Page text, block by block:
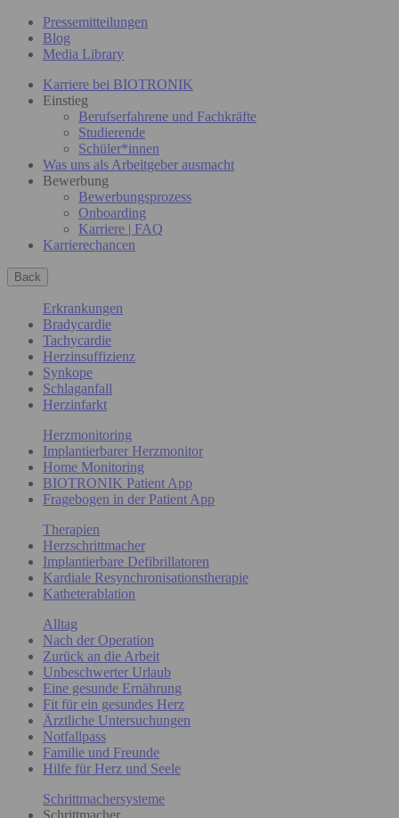
Pressemitteilungen
Blog
Media Library
Karriere bei BIOTRONIK
Einstieg
Berufserfahrene und Fachkräfte
Studierende
Schüler*innen
Was uns als Arbeitgeber ausmacht
Bewerbung
Bewerbungsprozess
Onboarding
Karriere | FAQ
Karrierechancen
Back
Erkrankungen
Bradycardie
Tachycardie
Herzinsuffizienz
Synkope
Schlaganfall
Herzinfarkt
Herzmonitoring
Implantierbarer Herzmonitor
Home Monitoring
BIOTRONIK Patient App
Fragebogen in der Patient App
Therapien
Herzschrittmacher
Implantierbare Defibrillatoren
Kardiale Resynchronisationstherapie
Katheterablation
Alltag
Nach der Operation
Zurück an die Arbeit
Unbeschwerter Urlaub
Eine gesunde Ernährung
Fit für ein gesundes Herz
Ärztliche Untersuchungen
Notfallpass
Familie und Freunde
Hilfe für Herz und Seele
Schrittmachersysteme
Schrittmacher